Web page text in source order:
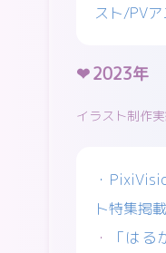
スト/PV
2023年
イラスト制作
・
ト特集掲載
・
「は